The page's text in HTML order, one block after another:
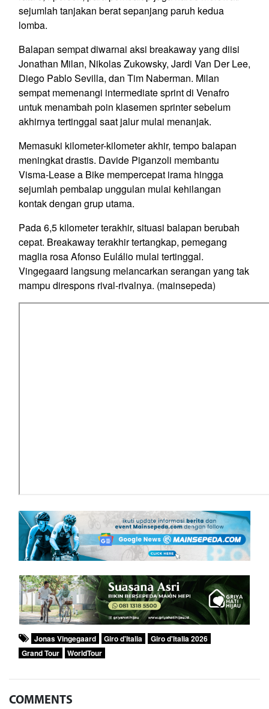
sejumlah tanjakan berat sepanjang paruh kedua
lomba.
Balapan sempat diwarnai aksi breakaway yang diisi
Jonathan Milan, Nikolas Zukowsky, Jardi Van Der Lee,
Diego Pablo Sevilla, dan Tim Naberman. Milan
sempat memenangi intermediate sprint di Venafro
untuk menambah poin klasemen sprinter sebelum
akhirnya tertinggal saat jalur mulai menanjak.
Memasuki kilometer-kilometer akhir, tempo balapan
meningkat drastis. Davide Piganzoli membantu
Visma-Lease a Bike mempercepat irama hingga
sejumlah pembalap unggulan mulai kehilangan
kontak dengan grup utama.
Pada 6,5 kilometer terakhir, situasi balapan berubah
cepat. Breakaway terakhir tertangkap, pemegang
maglia rosa Afonso Eulálio mulai tertinggal.
Vingegaard langsung melancarkan serangan yang tak
mampu direspons rival-rivalnya. (mainsepeda)
Jonas Vingegaard Giro d'Italia
Giro d'Italia 2026
Grand Tour
WorldTour
COMMENTS